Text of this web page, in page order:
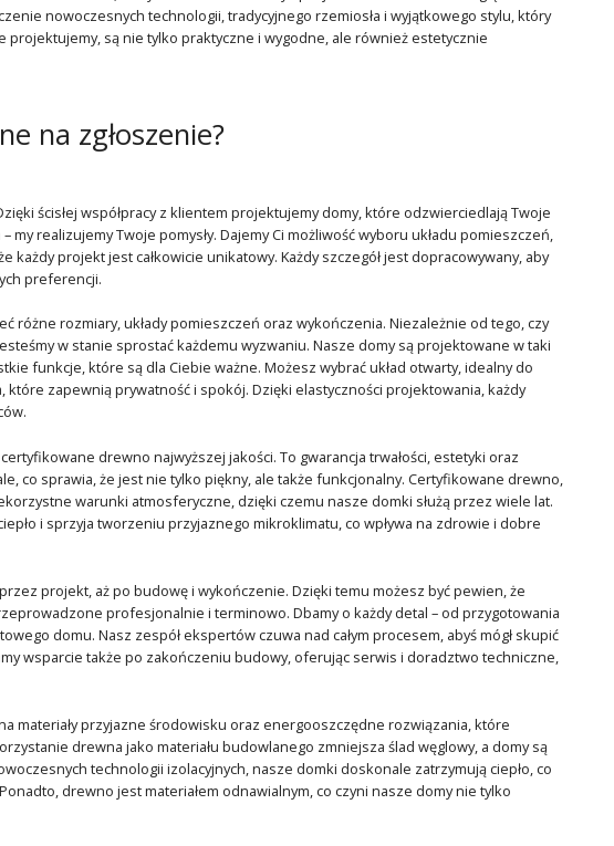
nowoczesnych technologii, tradycyjnego rzemiosła i wyjątkowego stylu, który
są nie tylko praktyczne i wygodne, ale również estetycznie
na zgłoszenie?
ścisłej współpracy z klientem projektujemy domy, które odzwierciedlają Twoje
realizujemy Twoje pomysły. Dajemy Ci możliwość wyboru układu pomieszczeń,
projekt jest całkowicie unikatowy. Każdy szczegół jest dopracowywany, aby
preferencji.
rozmiary, układy pomieszczeń oraz wykończenia. Niezależnie od tego, czy
w stanie sprostać każdemu wyzwaniu. Nasze domy są projektowane w taki
funkcje, które są dla Ciebie ważne. Możesz wybrać układ otwarty, idealny do
zapewnią prywatność i spokój. Dzięki elastyczności projektowania, każdy
drewno najwyższej jakości. To gwarancja trwałości, estetyki oraz
co sprawia, że jest nie tylko piękny, ale także funkcjonalny. Certyfikowane drewno,
warunki atmosferyczne, dzięki czemu nasze domki służą przez wiele lat.
i sprzyja tworzeniu przyjaznego mikroklimatu, co wpływa na zdrowie i dobre
projekt, aż po budowę i wykończenie. Dzięki temu możesz być pewien, że
profesjonalnie i terminowo. Dbamy o każdy detal – od przygotowania
domu. Nasz zespół ekspertów czuwa nad całym procesem, abyś mógł skupić
wsparcie także po zakończeniu budowy, oferując serwis i doradztwo techniczne,
materiały przyjazne środowisku oraz energooszczędne rozwiązania, które
drewna jako materiału budowlanego zmniejsza ślad węglowy, a domy są
technologii izolacyjnych, nasze domki doskonale zatrzymują ciepło, co
drewno jest materiałem odnawialnym, co czyni nasze domy nie tylko